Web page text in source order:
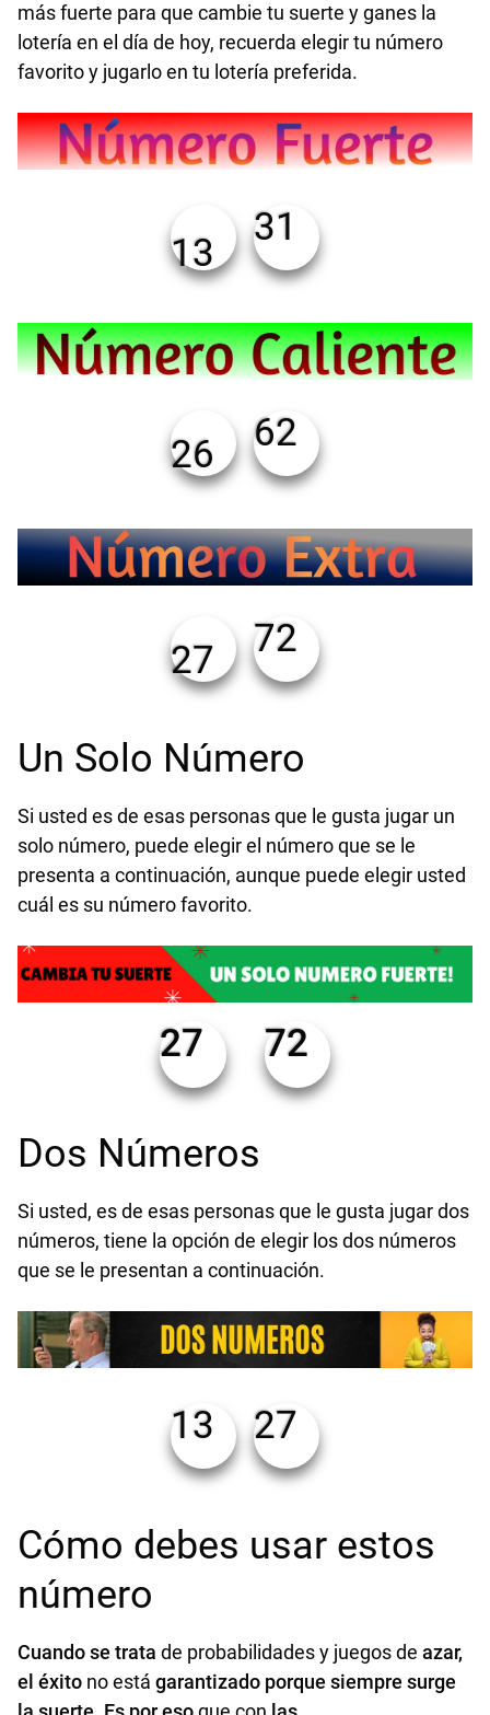
más fuerte para que cambie tu suerte y ganes la
lotería en el día de hoy, recuerda elegir tu número
favorito y jugarlo en tu lotería preferida.
13
31
26 62
27 72
Un Solo Número
Si usted es de esas personas que le gusta jugar un
solo número, puede elegir el número que se le
presenta a continuación, aunque puede elegir usted
cuál es su número favorito.
27 72
Dos Números
Si usted, es de esas personas que le gusta jugar dos
números, tiene la opción de elegir los dos números
que se le presentan a continuación.
13 27
Cómo debes usar estos
número
Cuando se trata de probabilidades y juegos de azar,
el éxito no está garantizado porque siempre surge